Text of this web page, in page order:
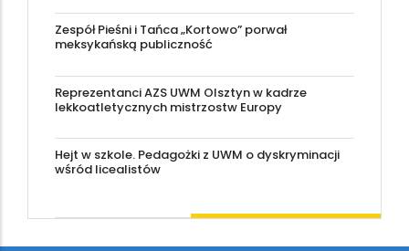
Zespół Pieśni i Tańca „Kortowo” porwał
meksykańską publiczność
Reprezentanci AZS UWM Olsztyn w kadrze
lekkoatletycznych mistrzostw Europy
Hejt w szkole. Pedagożki z UWM o dyskryminacji
wśród licealistów